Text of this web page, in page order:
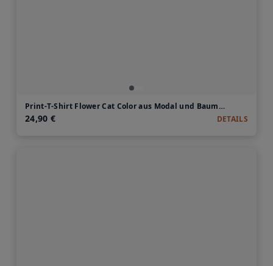
Print-T-Shirt Flower Cat Color aus Modal und Baumwolle
24,90 € DETAILS